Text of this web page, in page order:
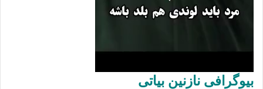
بیوگرافی نازنین بیاتی